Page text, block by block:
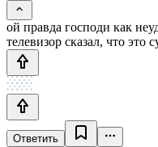
ой правда господи как
телевизор сказал, что это
Ответить